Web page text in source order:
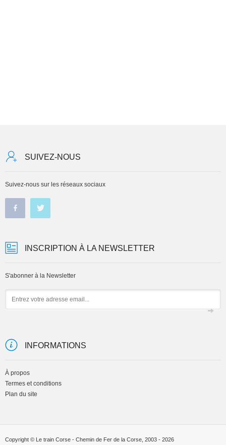
SUIVEZ-NOUS
Suivez-nous sur les réseaux sociaux
INSCRIPTION À LA NEWSLETTER
S'abonner à la Newsletter
INFORMATIONS
À propos
Termes et conditions
Plan du site
Copyright © Le train Corse - Chemin de Fer de la Corse, 2003 - 2026